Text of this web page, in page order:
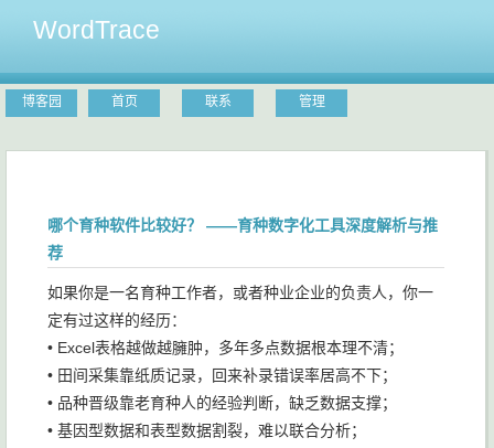
WordTrace
博客园 首页 联系 管理
哪个育种软件比较好？ ——育种数字化工具深度解析与推
荐
如果你是一名育种工作者，或者种业企业的负责人，你一
定有过这样的经历：
• Excel表格越做越臃肿，多年多点数据根本理不清；
• 田间采集靠纸质记录，回来补录错误率居高不下；
• 品种晋级靠老育种人的经验判断，缺乏数据支撑；
• 基因型数据和表型数据割裂，难以联合分析；